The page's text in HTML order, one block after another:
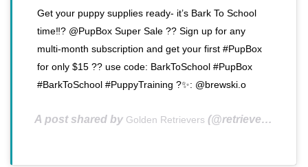
Get your puppy supplies ready- it’s Bark To School
time‼️? @PupBox Super Sale ?? Sign up for any
multi-month subscription and get your first #PupBox
for only $15 ?? use code: BarkToSchool #PupBox
#BarkToSchool #PuppyTraining ?✨: @brewski.o
A post shared by Golden Retrievers (@retrieverthegolden) on